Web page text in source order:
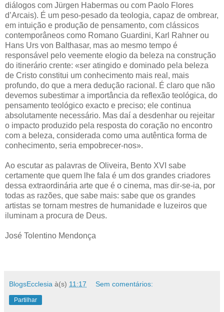
diálogos com Jürgen Habermas ou com Paolo Flores
d’Arcais). É um peso-pesado da teologia, capaz de ombrear,
em intuição e produção de pensamento, com clássicos
contemporâneos como Romano Guardini, Karl Rahner ou
Hans Urs von Balthasar, mas ao mesmo tempo é
responsável pelo veemente elogio da beleza na construção
do itinerário crente: «ser atingido e dominado pela beleza
de Cristo constitui um conhecimento mais real, mais
profundo, do que a mera dedução racional. É claro que não
devemos subestimar a importância da reflexão teológica, do
pensamento teológico exacto e preciso; ele continua
absolutamente necessário. Mas daí a desdenhar ou rejeitar
o impacto produzido pela resposta do coração no encontro
com a beleza, considerada como uma autêntica forma de
conhecimento, seria empobrecer-nos».
Ao escutar as palavras de Oliveira, Bento XVI sabe
certamente que quem lhe fala é um dos grandes criadores
dessa extraordinária arte que é o cinema, mas dir-se-ia, por
todas as razões, que sabe mais: sabe que os grandes
artistas se tornam mestres de humanidade e luzeiros que
iluminam a procura de Deus.
José Tolentino Mendonça
BlogsEcclesia à(s) 11:17 Sem comentários:
Partilhar